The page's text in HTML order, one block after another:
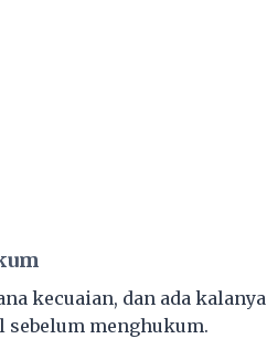
kecuaian, dan ada kalanya
menghukum.